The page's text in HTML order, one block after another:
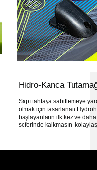
Hidro-Kanca
Sapı tahtaya sabitlemeye
olmak için tasarlanan
başlayanların ilk kez ve
seferinde kalkmasını